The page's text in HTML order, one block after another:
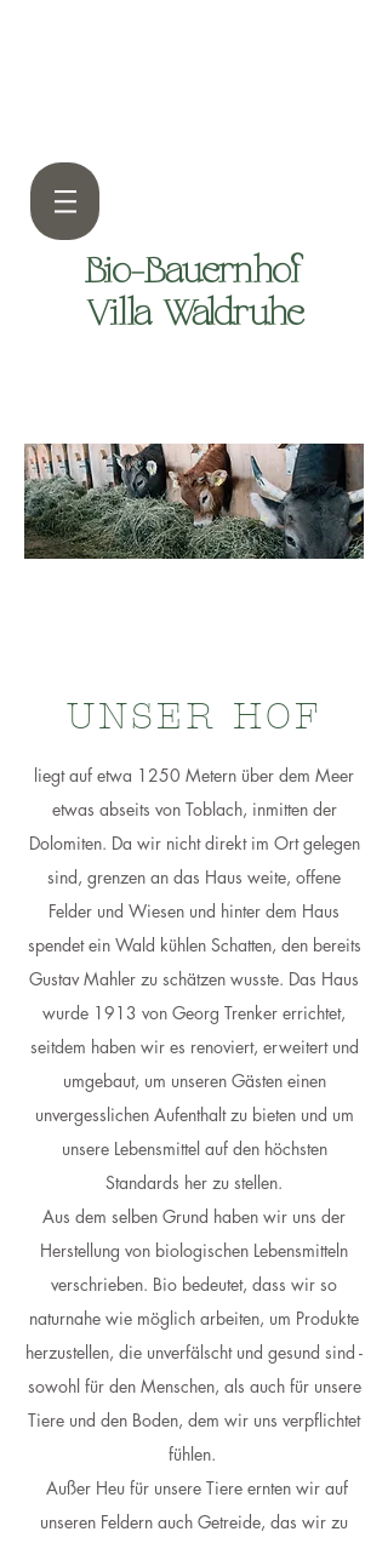
Bio-Bauernhof
Villa Waldruhe
UNSER HOF
liegt auf etwa 1250 Metern über dem Meer
etwas abseits von Toblach, inmitten der
Dolomiten. Da wir nicht direkt im Ort gelegen
sind, grenzen an das Haus weite, offene
Felder und Wiesen und hinter dem Haus
spendet ein Wald kühlen Schatten, den bereits
Gustav Mahler zu schätzen wusste. Das Haus
wurde 1913 von Georg Trenker errichtet,
seitdem haben wir es renoviert, erweitert und
umgebaut, um unseren Gästen einen
unvergesslichen Aufenthalt zu bieten und um
unsere Lebensmittel auf den höchsten
Standards her zu stellen.
Aus dem selben Grund haben wir uns der
Herstellung von biologischen Lebensmitteln
verschrieben. Bio bedeutet, dass wir so
naturnahe wie möglich arbeiten, um Produkte
herzustellen, die unverfälscht und gesund sind -
sowohl für den Menschen, als auch für unsere
Tiere und den Boden, dem wir uns verpflichtet
fühlen.
Außer Heu für unsere Tiere ernten wir auf
unseren Feldern auch Getreide, das wir zu